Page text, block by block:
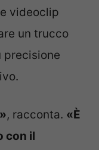
videoclip
un trucco
precisione
, racconta. «È
con il